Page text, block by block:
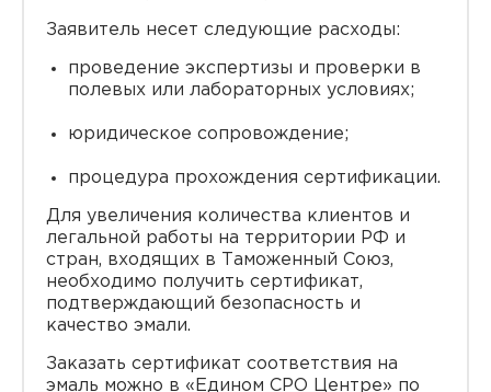
Заявитель несет следующие расходы:
проведение экспертизы и проверки в
полевых или лабораторных условиях;
юридическое сопровождение;
процедура прохождения сертификации.
Для увеличения количества клиентов и
легальной работы на территории РФ и
стран, входящих в Таможенный Союз,
необходимо получить сертификат,
подтверждающий безопасность и
качество эмали.
Заказать cертификат соответствия на
эмаль можно в «Едином СРО Центре» по